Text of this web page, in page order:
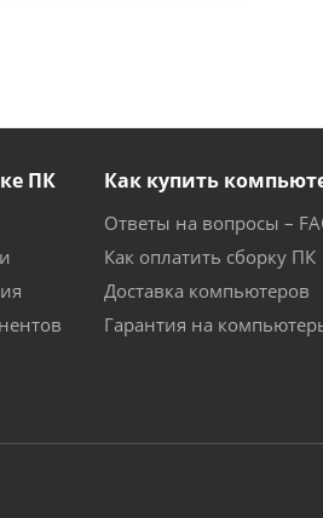
ПК Как купить
Ответы на вопросы –
Как оплатить сборку ПК
Доставка компьютеров
Гарантия на